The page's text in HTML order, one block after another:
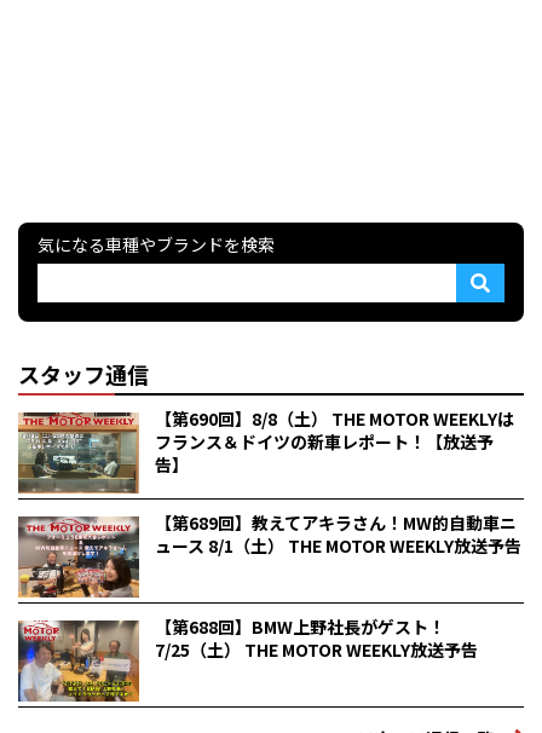
気になる車種やブランドを検索
スタッフ通信
【第690回】8/8（土） THE MOTOR WEEKLYは
フランス＆ドイツの新車レポート！【放送予
告】
【第689回】教えてアキラさん！MW的自動車ニ
ュース 8/1（土） THE MOTOR WEEKLY放送予告
【第688回】BMW上野社長がゲスト！
7/25（土） THE MOTOR WEEKLY放送予告